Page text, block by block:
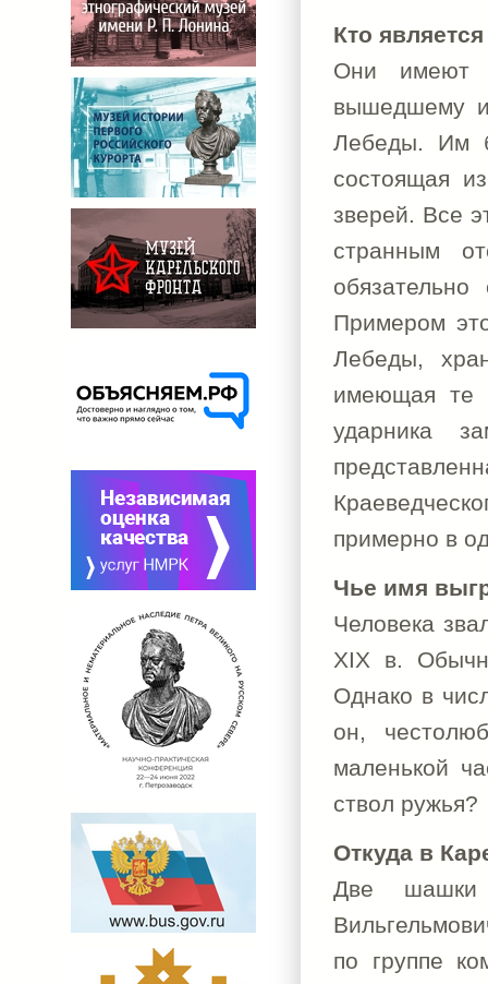
Кто
Они имеют
вышедшему
Лебеды. Им
состоящая
зверей. Все
странным
Примером
Лебеды,
имеющая те
ударника
примерно в
Чье имя
Человека
XIX в.
Однако в
он,
маленькой
ствол ружья?
Откуда в
Две шашки
по группе